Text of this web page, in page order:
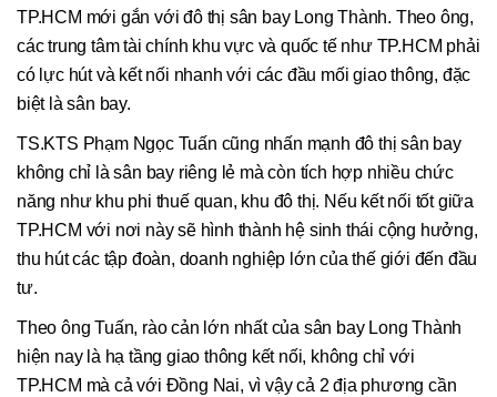
TP.HCM mới gắn với đô thị sân bay Long Thành. Theo ông,
các trung tâm tài chính khu vực và quốc tế như TP.HCM phải
có lực hút và kết nối nhanh với các đầu mối giao thông, đặc
biệt là sân bay.
TS.KTS Phạm Ngọc Tuấn cũng nhấn mạnh đô thị sân bay
không chỉ là sân bay riêng lẻ mà còn tích hợp nhiều chức
năng như khu phi thuế quan, khu đô thị. Nếu kết nối tốt giữa
TP.HCM với nơi này sẽ hình thành hệ sinh thái cộng hưởng,
thu hút các tập đoàn, doanh nghiệp lớn của thế giới đến đầu
tư.
Theo ông Tuấn, rào cản lớn nhất của sân bay Long Thành
hiện nay là hạ tầng giao thông kết nối, không chỉ với
TP.HCM mà cả với Đồng Nai, vì vậy cả 2 địa phương cần